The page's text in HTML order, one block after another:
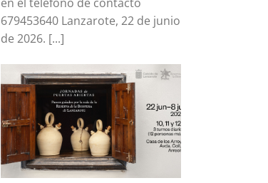
679453640 Lanzarote, 22 de junio
de 2026. [...]